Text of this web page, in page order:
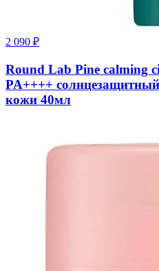
2 090 ₽
Round Lab Pine calming
PA++++
кожи 40мл